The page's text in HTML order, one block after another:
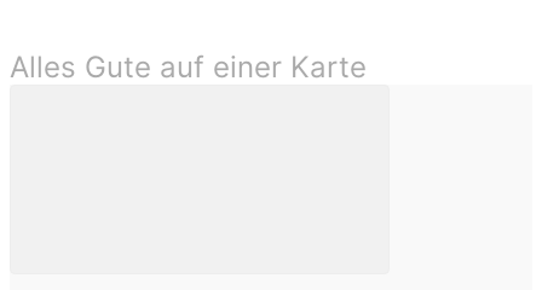
Alles Gute auf einer Karte